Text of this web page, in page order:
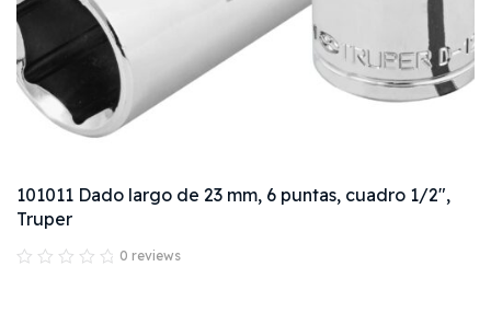
101011 Dado largo de 23 mm, 6 puntas, cuadro 1/2",
Truper
0 reviews